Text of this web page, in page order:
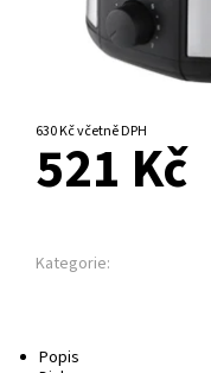
630 Kč včetně DPH
521 Kč
Kategorie:
Popis